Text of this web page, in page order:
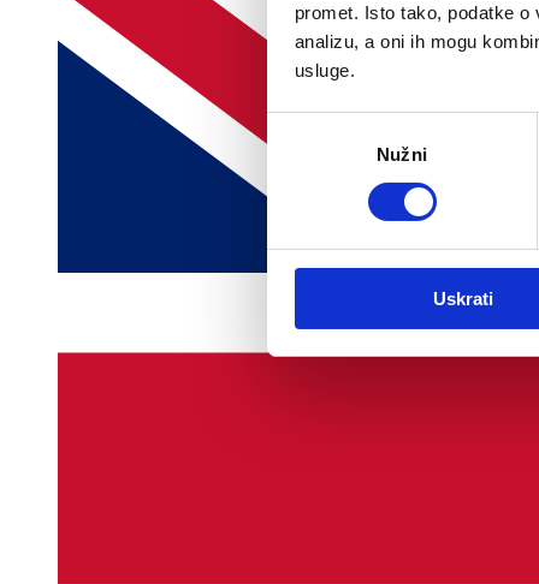
promet. Isto tako, podatke
analizu, a oni ih mogu
usluge.
Nužni
Uskrati